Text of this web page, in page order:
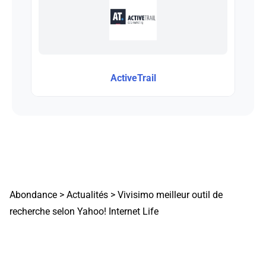
ActiveTrail
Abondance > Actualités > Vivisimo meilleur outil de
recherche selon Yahoo! Internet Life